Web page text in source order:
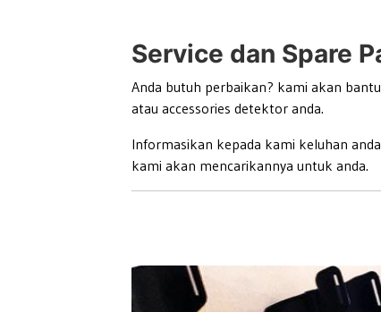
Service dan Spare
Anda butuh perbaikan? kami akan
atau accessories detektor anda.
Informasikan kepada kami keluhan
kami akan mencarikannya untuk anda.